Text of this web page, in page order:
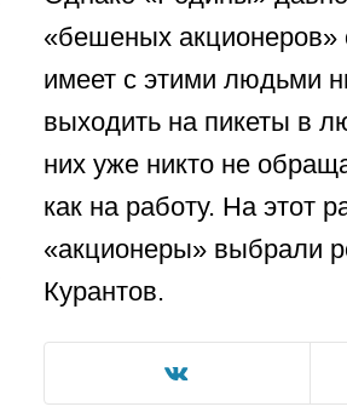
«бешеных акционеров»
имеет с этими людьми
выходить на пикеты в
них уже никто не
как на работу. На этот
«акционеры» выбрали
Курантов.